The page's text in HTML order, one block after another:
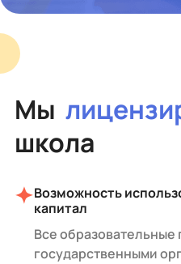
Мы
школа
Возможность
капитал
Все
государственными